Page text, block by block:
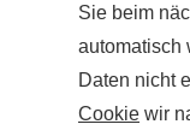
Sie beim
automatisch
Daten nicht
Cookie wir